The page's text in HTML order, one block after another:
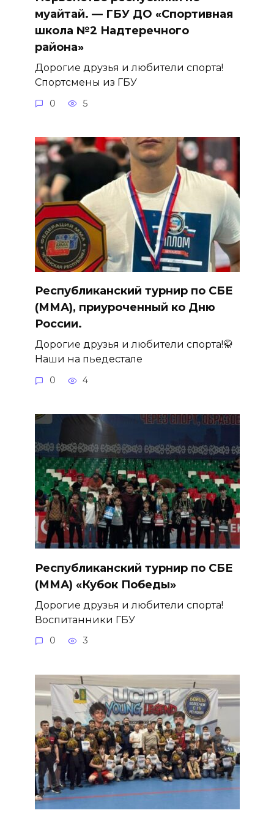
муайтай. — ГБУ ДО «Спортивная
школа №2 Надтеречного
района»
Дорогие друзья и любители спорта!
Спортсмены из ГБУ
0 5
Республиканский турнир по СБЕ
(ММА), приуроченный ко Дню
России.
Дорогие друзья и любители спорта!🥋
Наши на пьедестале
0 4
Республиканский турнир по СБЕ
(ММА) «Кубок Победы»
Дорогие друзья и любители спорта!
Воспитанники ГБУ
0 3